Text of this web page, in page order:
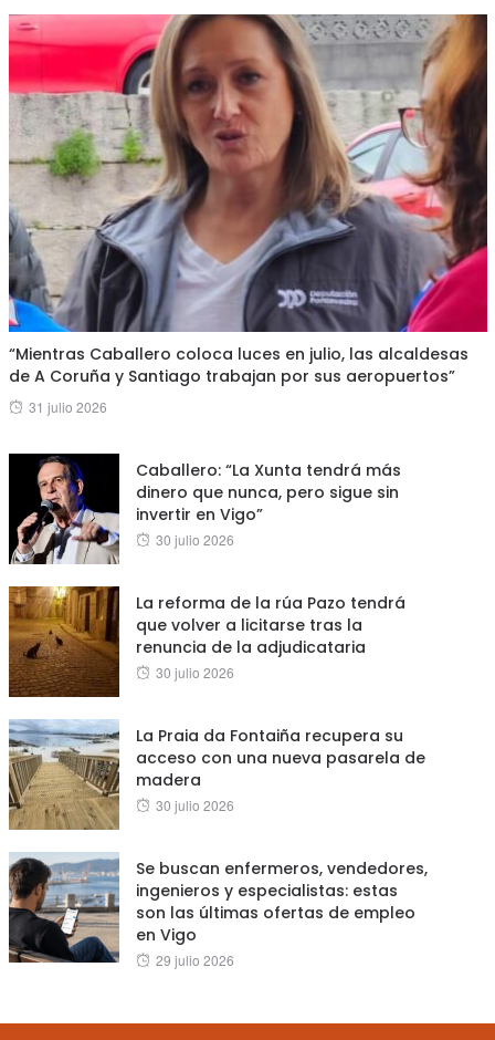
“Mientras Caballero coloca luces en julio, las alcaldesas
de A Coruña y Santiago trabajan por sus aeropuertos”
Posted
31 julio 2026
Caballero: “La Xunta tendrá más
dinero que nunca, pero sigue sin
invertir en Vigo”
Posted
30 julio 2026
La reforma de la rúa Pazo tendrá
que volver a licitarse tras la
renuncia de la adjudicataria
Posted
30 julio 2026
La Praia da Fontaiña recupera su
acceso con una nueva pasarela de
madera
Posted
30 julio 2026
Se buscan enfermeros, vendedores,
ingenieros y especialistas: estas
son las últimas ofertas de empleo
en Vigo
Posted
29 julio 2026